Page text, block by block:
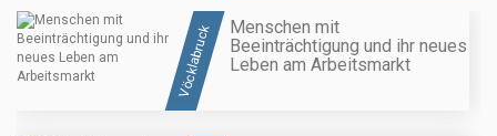
Vöcklabruck
Menschen mit
Beeinträchtigung und ihr neues
Leben am Arbeitsmarkt